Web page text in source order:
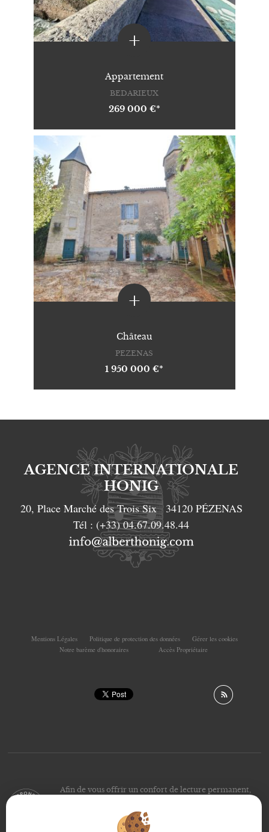
+
Appartement
BEDARIEUX
269 000 €*
+
Château
PEZENAS
1 950 000 €*
AGENCE INTERNATIONALE
HONIG
20, Place Marché des Trois Six 34120 PÉZENAS
Tél : (+33) 04.67.09.48.44
Mentions Légales Politique de protection des données
Gérer les cookies
Notre barème d'honoraires
Accès Propriétaire
Afin de vous offrir un confort de lecture permanent,
notre site s’adapte automatiquement aux différents types
d'écrans